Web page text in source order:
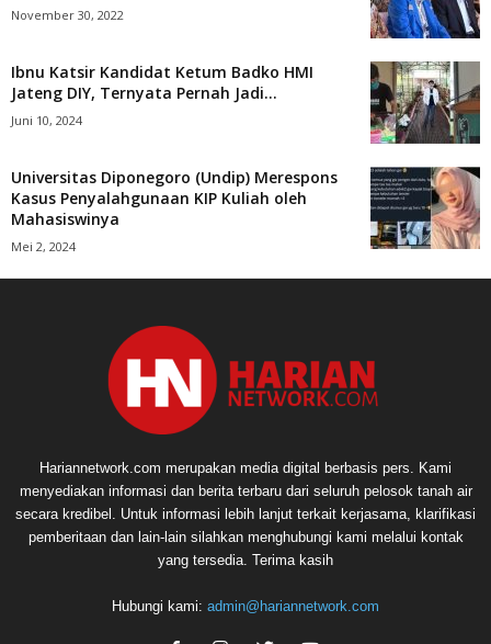
November 30, 2022
Ibnu Katsir Kandidat Ketum Badko HMI
Jateng DIY, Ternyata Pernah Jadi...
Juni 10, 2024
Universitas Diponegoro (Undip) Merespons
Kasus Penyalahgunaan KIP Kuliah oleh
Mahasiswinya
Mei 2, 2024
Hariannetwork.com merupakan media digital berbasis pers. Kami
menyediakan informasi dan berita terbaru dari seluruh pelosok tanah air
secara kredibel. Untuk informasi lebih lanjut terkait kerjasama, klarifikasi
pemberitaan dan lain-lain silahkan menghubungi kami melalui kontak
yang tersedia. Terima kasih
Hubungi kami: admin@hariannetwork.com